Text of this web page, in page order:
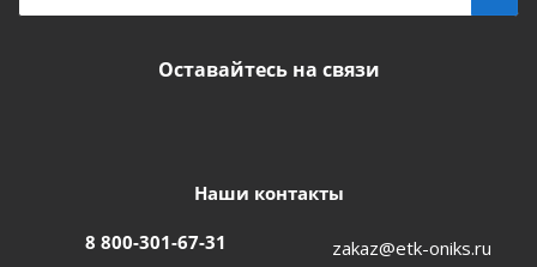
Оставайтесь на связи
Наши контакты
8 800-301-67-31
zakaz@etk-oniks.ru